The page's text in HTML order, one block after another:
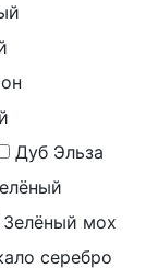
Дуб Эльза
Зелёный мох
серебро